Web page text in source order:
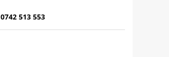
0742 513 553